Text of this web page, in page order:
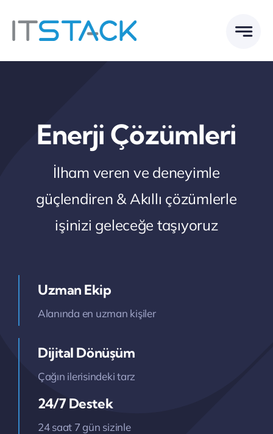
content
Enerji Çözümleri
İlham veren ve deneyimle
güçlendiren & Akıllı çözümlerle
işinizi geleceğe taşıyoruz
Uzman Ekip
Alanında en uzman kişiler
Dijital Dönüşüm
Çağın ilerisindeki tarz
24/7 Destek
24 saat 7 gün sizinle